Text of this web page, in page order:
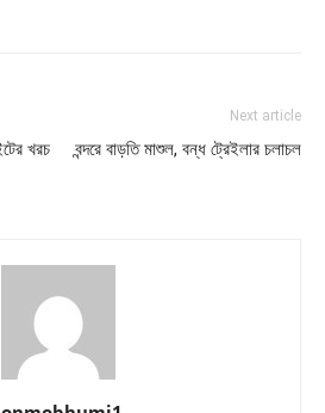
খরচ
Next article
বন্দরে বাড়তি মাশুল, বন্ধ ট্রেইলার চলাচল